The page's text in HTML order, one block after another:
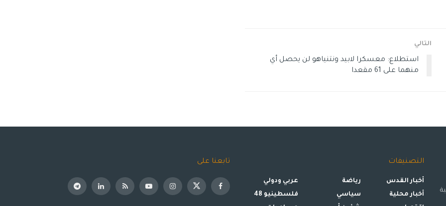
التالي
استطلاع: معسكرا لابيد ونتنياهو لن يحصل أي
منهما على 61 مقعدا
التصنيفات
أخبار القدس
أخبار محلية
رياضة
سياسي
عربي ودولي
فلسطينيو 48
تابعنا على